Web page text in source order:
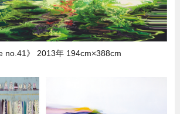
no.41》 2013年 194cm×388cm